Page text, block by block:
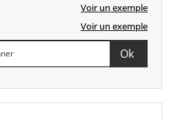
Voir un exemple
Voir un exemple